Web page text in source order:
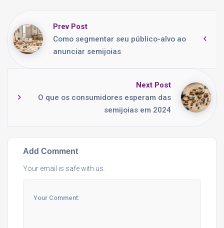
Prev Post
Como segmentar seu público-alvo ao
anunciar semijoias
Next Post
O que os consumidores esperam das
semijoias em 2024
Add Comment
Your email is safe with us.